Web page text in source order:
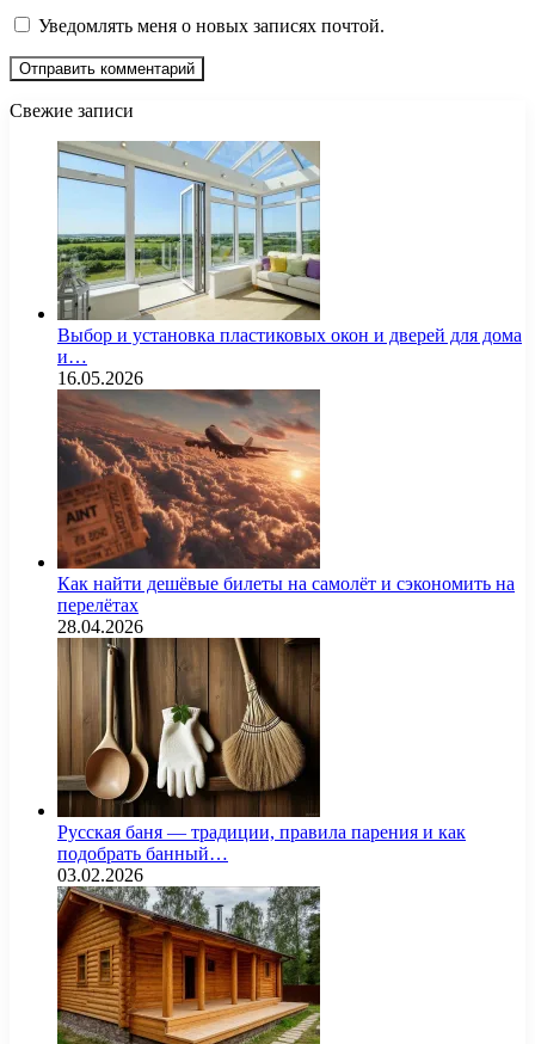
Уведомлять меня о новых записях почтой.
Свежие записи
Выбор и установка пластиковых окон и дверей для дома
и…
16.05.2026
Как найти дешёвые билеты на самолёт и сэкономить на
перелётах
28.04.2026
Русская баня — традиции, правила парения и как
подобрать банный…
03.02.2026